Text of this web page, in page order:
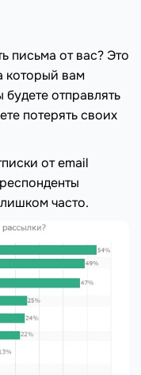
письма от вас? Это
который вам
будете отправлять
потерять своих
от email
часто.